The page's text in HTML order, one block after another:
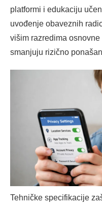
platformi i edukaciju
uvođenje obaveznih
višim razredima
smanjuju rizično
Tehničke specifikacije